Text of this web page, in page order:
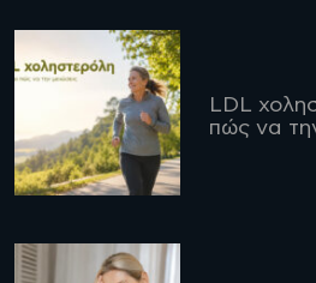
LDL
πώς να